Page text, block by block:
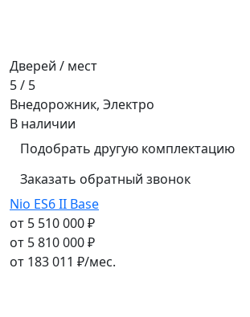
Дверей / мест
5 / 5
Внедорожник, Электро
В наличии
Подобрать другую комплектацию
Заказать обратный звонок
Nio ES6 II Base
от 5 510 000 ₽
от 5 810 000 ₽
от 183 011 ₽/мес.